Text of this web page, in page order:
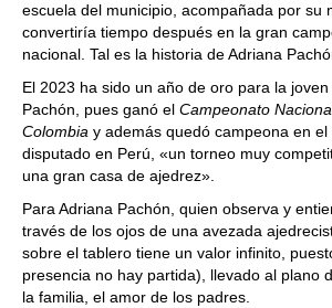
escuela del municipio, acompañada por su
convertiría tiempo después en la gran
nacional. Tal es la historia de Adriana
El 2023 ha sido un año de oro para la
Pachón, pues ganó el Campeonato
Colombia y además quedó campeona en
disputado en Perú, «un torneo muy
una gran casa de ajedrez».
Para Adriana Pachón, quien observa y
través de los ojos de una avezada
sobre el tablero tiene un valor infinito,
presencia no hay partida), llevado al plano
la familia, el amor de los padres.